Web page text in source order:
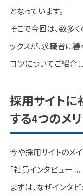
取材中の心構え
深掘りのコツ
入社のきっかけ
仕事内容とやり
応募者へのメッ
となっています。
そこで今回は、数多
ックスが、求職者に
コツについてご紹介し
採用サイトに
する4つのメリ
今や採用サイトのメ
「社員インタビュー」。
まずは、なぜインタ